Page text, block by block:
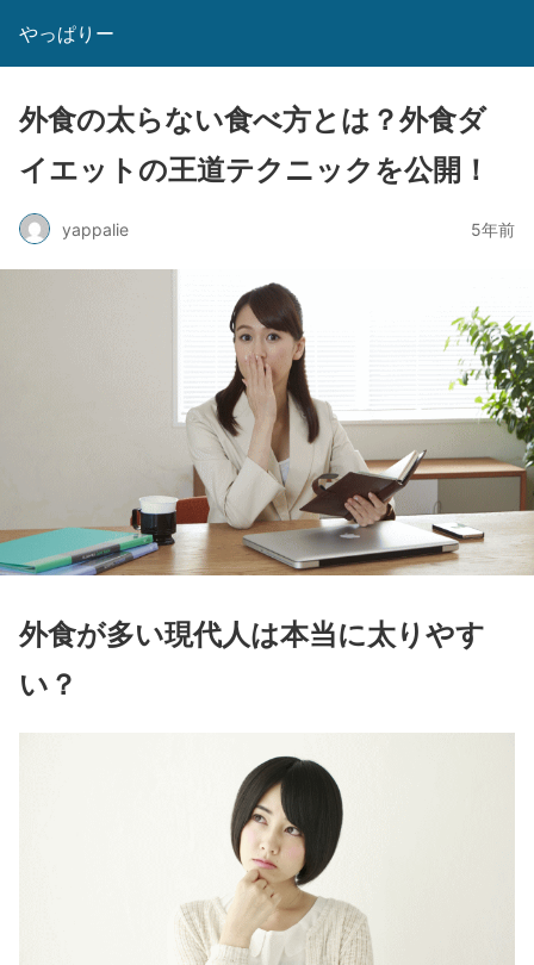
やっぱりー
外食の太らない食べ方とは？外食ダ
イエットの王道テクニックを公開！
yappalie 5年前
外食が多い現代人は本当に太りやす
い？